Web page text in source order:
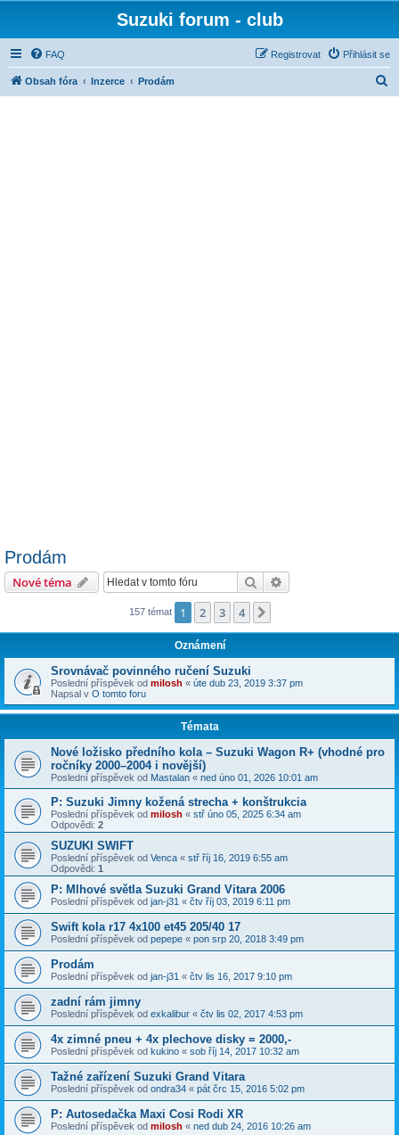
Suzuki forum - club
FAQ Přihlásit se
Registrovat
Obsah fóra Inzerce Prodám
Prodám
Nové téma Hledat
157 témat 1 2 3 4
Oznámení
Srovnávač povinného ručení Suzuki
Poslední příspěvek od milosh « úte dub 23, 2019 3:37 pm
Napsal v O tomto foru
Témata
​Nové ložisko předního kola – Suzuki Wagon R+ (vhodné pro
ročníky 2000–2004 i novější)
Poslední příspěvek od Mastalan « ned úno 01, 2026 10:01 am
P: Suzuki Jimny kožená strecha + konštrukcia
Poslední příspěvek od milosh « stř úno 05, 2025 6:34 am
Odpovědi: 2
SUZUKI SWIFT
Poslední příspěvek od Venca « stř říj 16, 2019 6:55 am
Odpovědi: 1
P: Mlhové světla Suzuki Grand Vitara 2006
Poslední příspěvek od jan-j31 « čtv říj 03, 2019 6:11 pm
Swift kola r17 4x100 et45 205/40 17
Poslední příspěvek od pepepe « pon srp 20, 2018 3:49 pm
Prodám
Poslední příspěvek od jan-j31 « čtv lis 16, 2017 9:10 pm
zadní rám jimny
Poslední příspěvek od exkalibur « čtv lis 02, 2017 4:53 pm
4x zimné pneu + 4x plechove disky = 2000,-
Poslední příspěvek od kukino « sob říj 14, 2017 10:32 am
Tažné zařízení Suzuki Grand Vitara
Poslední příspěvek od ondra34 « pát črc 15, 2016 5:02 pm
P: Autosedačka Maxi Cosi Rodi XR
Poslední příspěvek od milosh « ned dub 24, 2016 10:26 am